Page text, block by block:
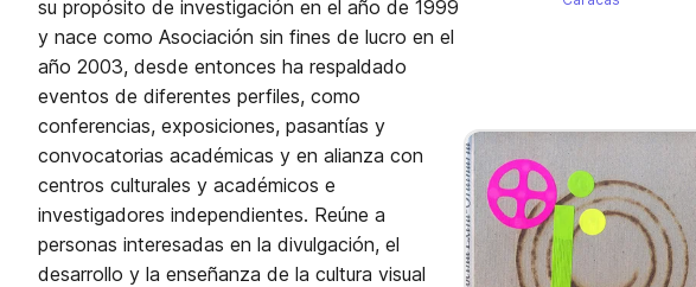
su propósito de investigación en el año de 1999
y nace como Asociación sin fines de lucro en el
año 2003, desde entonces ha respaldado
eventos de diferentes perfiles, como
conferencias, exposiciones, pasantías y
convocatorias académicas y en alianza con
centros culturales y académicos e
investigadores independientes. Reúne a
personas interesadas en la divulgación, el
desarrollo y la enseñanza de la cultura visual